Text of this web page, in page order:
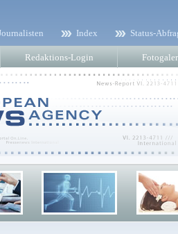
Index Status-
Redaktions-Login